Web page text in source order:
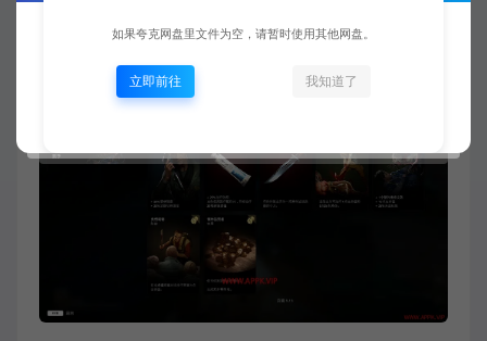
如果夸克网盘里文件为空，请暂时使用其他网盘。
立即前往 我知道了